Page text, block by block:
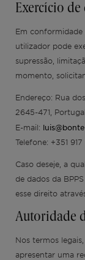
Exercício
Em conformidade
utilizador pode
supressão,
momento,
Endereço: Rua
2645-471, Portugal
E-mail:
Telefone: +351
Caso deseje, a
de dados da
esse direito
Autoridade
Nos termos
apresentar uma